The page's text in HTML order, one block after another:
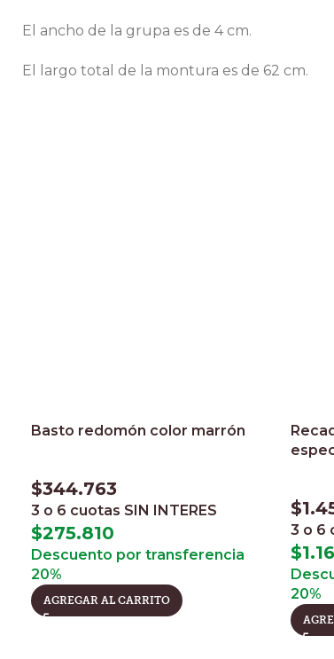
El ancho de la grupa es de 4 cm.
El largo total de la montura es de 62 cm.
Basto redomón color marrón
$344.763
3 o 6 cuotas SIN INTERES
$275.810
Descuento por transferencia
20%
AGREGAR AL CARRITO
$
3 o 6
$
20%